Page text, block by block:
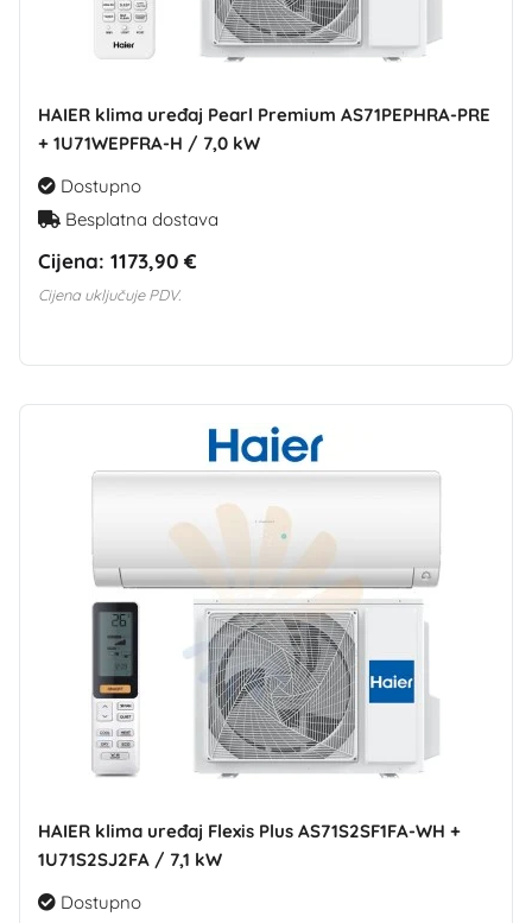
HAIER klima uređaj Pearl Premium AS71PEPHRA-PRE
+ 1U71WEPFRA-H / 7,0 kW
Dostupno
Besplatna dostava
Cijena: 1173,90 €
Cijena uključuje PDV.
HAIER klima uređaj Flexis Plus AS71S2SF1FA-WH +
1U71S2SJ2FA / 7,1 kW
Dostupno